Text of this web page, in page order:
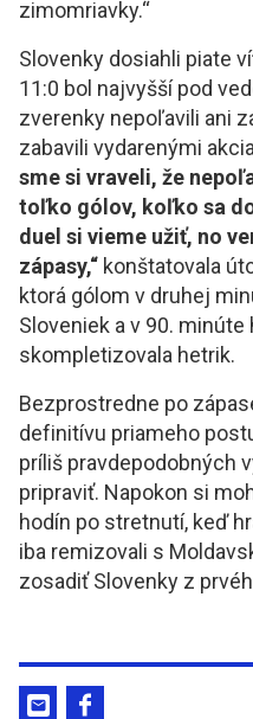
zimomriavky.“
Slovenky dosiahli piate
11:0 bol najvyšší pod
zverenky nepoľavili ani
zabavili vydarenými
sme si vraveli, že
toľko gólov, koľko sa
duel si vieme užiť, no
zápasy,“ konštatovala
ktorá gólom v druhej
Sloveniek a v 90. minúte
skompletizovala hetrik.
Bezprostredne po
definitívu priameho
príliš pravdepodobných
pripraviť. Napokon si
hodín po stretnutí, keď
iba remizovali s
zosadiť Slovenky z